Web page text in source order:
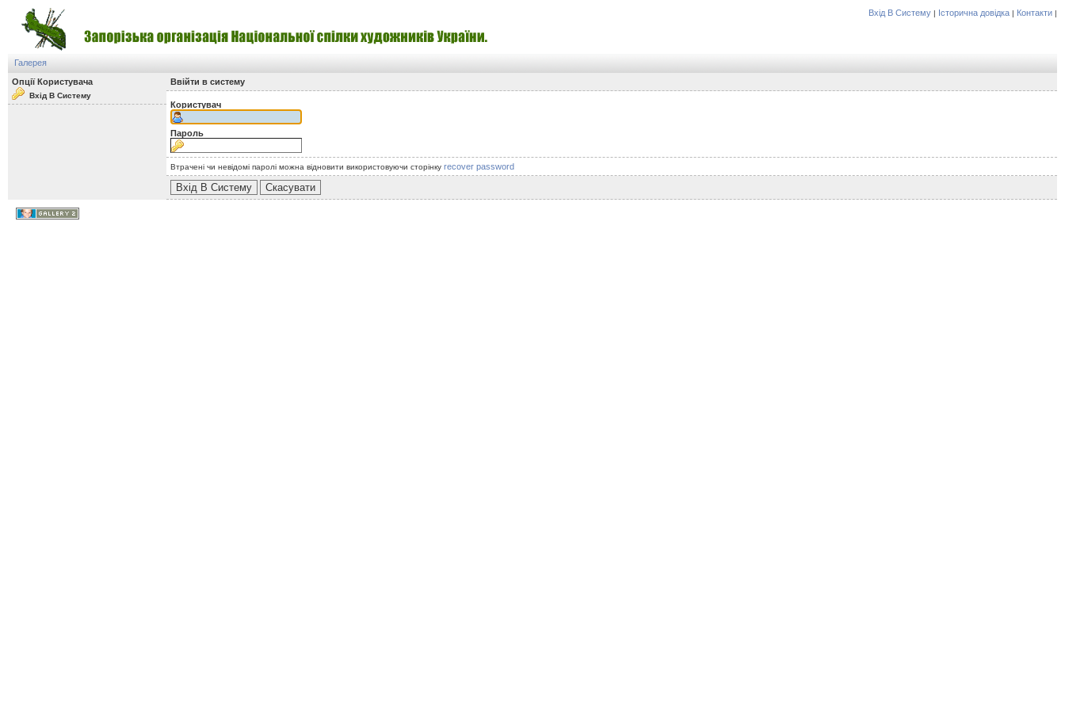
Вхід В Систему | Історична довідка | Контакти |
Галерея
Опції Користувача
Вхід В Систему
Ввійти в систему
Користувач
Пароль
Втрачені чи невідомі паролі можна відновити використовуючи сторінку recover password